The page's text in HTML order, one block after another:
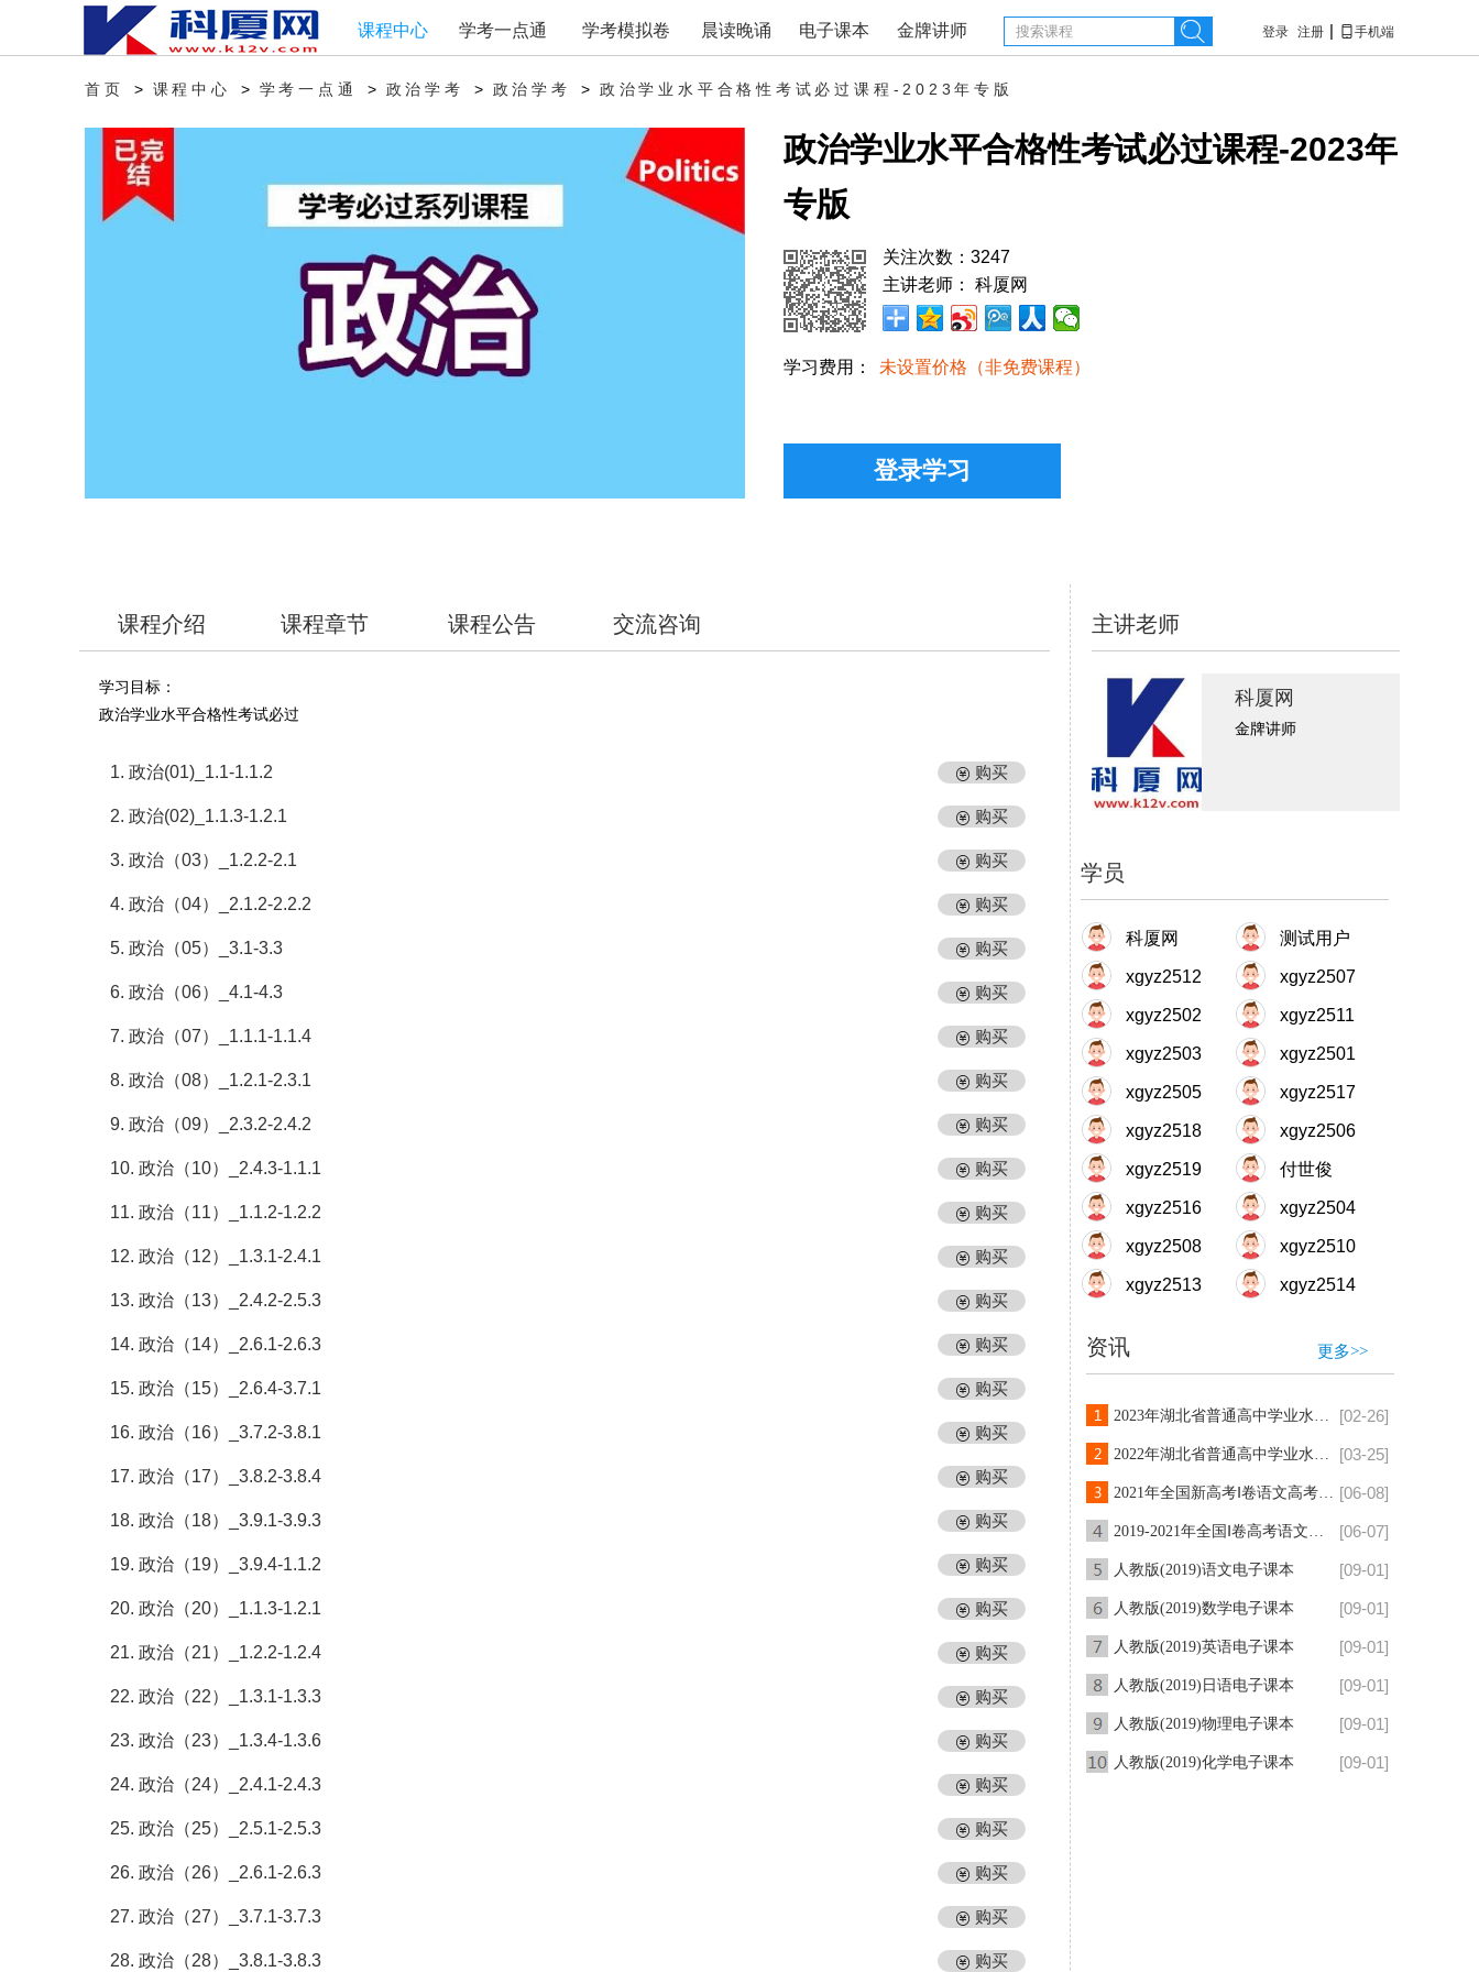
课程中心 学考一点通 学考模拟卷 晨读晚诵 电子课本 金牌讲师  手机端
|
登录 注册

首页 > 课程中心 > 学考一点通 > 政治学考 > 政治学考 > 政治学业水平合格性考试必过课程-2023年专版
政治学业水平合格性考试必过课程-2023年
专版
关注次数： 3247
主讲老师： 科厦网
学习费用： 未设置价格（非免费课程）
登录学习
课程介绍 课程章节 课程公告 交流咨询
学习目标：
政治学业水平合格性考试必过
1. 政治(01)_1.1-1.1.2 购买
2. 政治(02)_1.1.3-1.2.1 购买
3. 政治（03）_1.2.2-2.1 购买
4. 政治（04）_2.1.2-2.2.2 购买
5. 政治（05）_3.1-3.3 购买
6. 政治（06）_4.1-4.3 购买
7. 政治（07）_1.1.1-1.1.4 购买
8. 政治（08）_1.2.1-2.3.1 购买
9. 政治（09）_2.3.2-2.4.2 购买
10. 政治（10）_2.4.3-1.1.1 购买
11. 政治（11）_1.1.2-1.2.2 购买
12. 政治（12）_1.3.1-2.4.1 购买
13. 政治（13）_2.4.2-2.5.3 购买
14. 政治（14）_2.6.1-2.6.3 购买
15. 政治（15）_2.6.4-3.7.1 购买
16. 政治（16）_3.7.2-3.8.1 购买
17. 政治（17）_3.8.2-3.8.4 购买
18. 政治（18）_3.9.1-3.9.3 购买
19. 政治（19）_3.9.4-1.1.2 购买
20. 政治（20）_1.1.3-1.2.1 购买
21. 政治（21）_1.2.2-1.2.4 购买
22. 政治（22）_1.3.1-1.3.3 购买
23. 政治（23）_1.3.4-1.3.6 购买
24. 政治（24）_2.4.1-2.4.3 购买
25. 政治（25）_2.5.1-2.5.3 购买
26. 政治（26）_2.6.1-2.6.3 购买
27. 政治（27）_3.7.1-3.7.3 购买
28. 政治（28）_3.8.1-3.8.3 购买
主讲老师
科厦网
金牌讲师
学员
科厦网 测试用户
xgyz2512 xgyz2507
xgyz2502 xgyz2511
xgyz2503 xgyz2501
xgyz2505 xgyz2517
xgyz2518 xgyz2506
xgyz2519 付世俊
xgyz2516 xgyz2504
xgyz2508 xgyz2510
xgyz2513 xgyz2514
资讯 更多>>
2023年湖北省普通高中学业水平合格性考试7月1日-3日举行 [02-26]
2022年湖北省普通高中学业水平考试报名3月21日开始，考试7月2日开始 [03-25]
2021年全国新高考Ⅰ卷语文高考作文真题深度点评与分析 [06-08]
2019-2021年全国Ⅰ卷高考语文作文命题主题变化规律 [06-07]
人教版(2019)语文电子课本 [09-01]
人教版(2019)数学电子课本 [09-01]
人教版(2019)英语电子课本 [09-01]
人教版(2019)日语电子课本 [09-01]
人教版(2019)物理电子课本 [09-01]
人教版(2019)化学电子课本 [09-01]